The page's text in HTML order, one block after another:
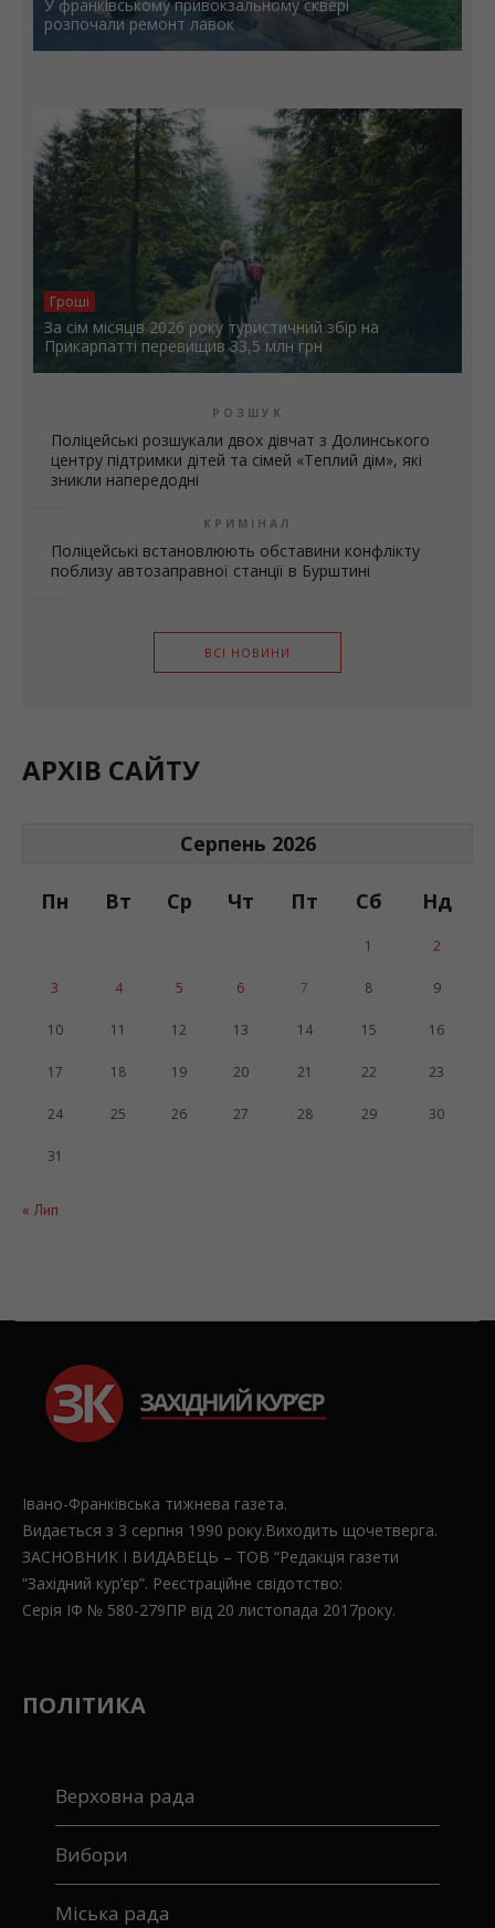
У франківському привокзальному сквері
розпочали ремонт лавок
Гроші
За сім місяців 2026 року туристичний збір на
Прикарпатті перевищив 33,5 млн грн
РОЗШУК
Поліцейські розшукали двох дівчат з Долинського
центру підтримки дітей та сімей «Теплий дім», які
зникли напередодні
КРИМІНАЛ
Поліцейські встановлюють обставини конфлікту
поблизу автозаправної станції в Бурштині
ВСІ НОВИНИ
АРХІВ САЙТУ
Серпень 2026
Пн Вт Ср Чт Пт Сб Нд
« Лип
1 2
3 4 5 6 7 8 9
10 11 12 13 14 15 16
17 18 19 20 21 22 23
24 25 26 27 28 29 30
31
Івано-Франківська тижнева газета.
Видається з 3 серпня 1990 року.Виходить щочетверга.
ЗАСНОВНИК І ВИДАВЕЦЬ – ТОВ “Редакція газети
“Західний кур’єр”. Реєстраційне свідотство:
Серія ІФ № 580-279ПР від 20 листопада 2017року.
ПОЛІТИКА
Верховна рада
Вибори
Міська рада